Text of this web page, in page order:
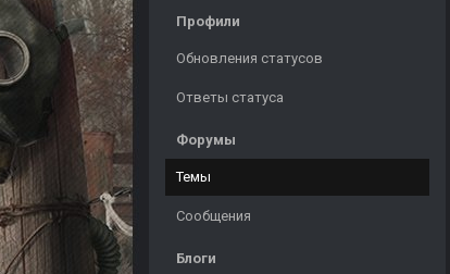
Профили
Обновления статусов
Ответы статуса
Форумы
Темы
Сообщения
Блоги